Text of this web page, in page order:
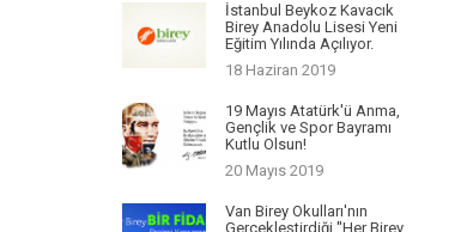
İstanbul Beykoz Kavacık
Birey Anadolu Lisesi Yeni
Eğitim Yılında Açılıyor.
18 Haziran 2019
19 Mayıs Atatürk'ü Anma,
Gençlik ve Spor Bayramı
Kutlu Olsun!
20 Mayıs 2019
Van Birey Okulları'nın
Gerçekleştirdiği ''Her Birey